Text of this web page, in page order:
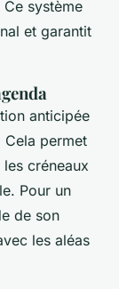
système
et garantit
anticipée
permet
créneaux
Pour un
de son
les aléas